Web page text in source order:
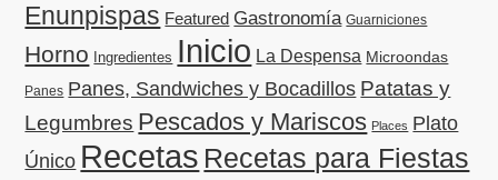
Enunpispas Featured Gastronomía Guarniciones
Horno Ingredientes Inicio La Despensa Microondas
Panes Panes, Sandwiches y Bocadillos Patatas y
Legumbres Pescados y Mariscos Places Plato
Único Recetas Recetas para Fiestas